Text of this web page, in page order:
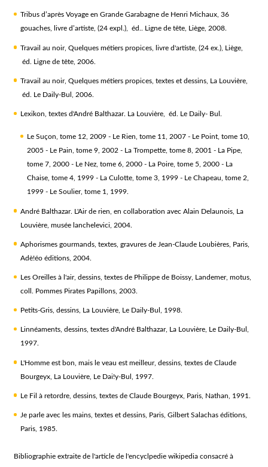
Tribus d’après Voyage en Grande Garabagnede Henri Michaux, 36
gouaches, livre d’artiste, (24 expl.), éd.. Ligne de tête, Liège, 2008.
Travail au noir, Quelques métiers propices, livre d'artiste, (24 ex.), Liège,
éd. Ligne de tête, 2006.
Travail au noir, Quelques métiers propices, textes et dessins, La Louvière,
éd. Le Daily-Bul, 2006.
Lexikon , textes d'André Balthazar. La Louvière, éd. Le Daily- Bul.
Le Suçon , tome 12, 2009 - Le Rien , tome 11, 2007 - Le Point, tome 10,
2005 -
Le Pain , tome 9, 2002 - La Trompette, tome 8, 2001 - La Pipe,
tome 7, 2000 -
Le Nez, tome 6, 2000 - La Poire, tome 5, 2000 -
La
Chaise, tome 4, 1999 - La Culotte, tome 3, 1999 - Le Chapeau , tome 2,
1999 -
Le Soulier, tome 1, 1999.
André Balthazar. L'Air de rien , en collaboration avec Alain Delaunois, La
Louvière, musée lanchelevici, 2004.
Aphorismes gourmands, textes, gravures de Jean-Claude Loubières, Paris,
Adè!éo éditions, 2004.
Les Oreilles à l'air, dessins, textes de Philippe de Boissy, Landemer, motus,
coll. Pommes Pirates Papillons, 2003.
Petits-Gris, dessins, La Louvière, Le Daily-Bul, 1998.
Linnéaments, dessins, textes d'André Balthazar, La Louvière, Le Daily-Bul,
1997.
L'Homme est bon, mais le veau est meilleur, dessins, textes de Claude
Bourgeyx, La Louvière, Le Dai!y-Bul, 1997.
Le Fil à retordre, dessins, textes de Claude Bourgeyx, Paris, Nathan, 1991.
Je parle avec les mains, textes et dessins, Paris, Gilbert Salachas éditions,
Paris, 1985.
Bibliographie extraite de l'article de l'encyclpedie wikipedia consacré à